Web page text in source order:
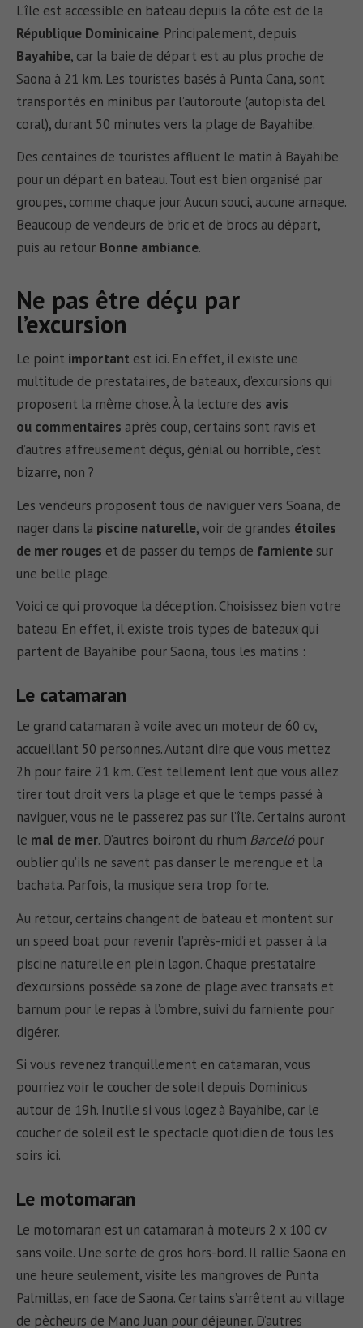
L’île est accessible en bateau depuis la côte est de la
République Dominicaine. Principalement, depuis
Bayahibe, car la baie de départ est au plus proche de
Saona à 21 km. Les touristes basés à Punta Cana, sont
transportés en minibus par l’autoroute (autopista del
coral), durant 50 minutes vers la plage de Bayahibe.
Des centaines de touristes affluent le matin à Bayahibe
pour un départ en bateau. Tout est bien organisé par
groupes, comme chaque jour. Aucun souci, aucune arnaque.
Beaucoup de vendeurs de bric et de brocs au départ,
puis au retour. Bonne ambiance.
Ne pas être déçu par
l’excursion
Le point important est ici. En effet, il existe une
multitude de prestataires, de bateaux, d’excursions qui
proposent la même chose. À la lecture des avis
ou commentaires après coup, certains sont ravis et
d’autres affreusement déçus, génial ou horrible, c’est
bizarre, non ?
Les vendeurs proposent tous de naviguer vers Soana, de
nager dans la piscine naturelle, voir de grandes étoiles
de mer rouges et de passer du temps de farniente sur
une belle plage.
Voici ce qui provoque la déception. Choisissez bien votre
bateau. En effet, il existe trois types de bateaux qui
partent de Bayahibe pour Saona, tous les matins :
Le catamaran
Le grand catamaran à voile avec un moteur de 60 cv,
accueillant 50 personnes. Autant dire que vous mettez
2h pour faire 21 km. C’est tellement lent que vous allez
tirer tout droit vers la plage et que le temps passé à
naviguer, vous ne le passerez pas sur l’île. Certains auront
le mal de mer. D’autres boiront du rhum Barcelópour
oublier qu’ils ne savent pas danser le merengue et la
bachata. Parfois, la musique sera trop forte.
Au retour, certains changent de bateau et montent sur
un speed boat pour revenir l’après-midi et passer à la
piscine naturelle en plein lagon. Chaque prestataire
d’excursions possède sa zone de plage avec transats et
barnum pour le repas à l’ombre, suivi du farniente pour
digérer.
Si vous revenez tranquillement en catamaran, vous
pourriez voir le coucher de soleil depuis Dominicus
autour de 19h. Inutile si vous logez à Bayahibe, car le
coucher de soleil est le spectacle quotidien de tous les
soirs ici.
Le motomaran
Le motomaran est un catamaran à moteurs 2 x 100 cv
sans voile. Une sorte de gros hors-bord. Il rallie Saona en
une heure seulement, visite les mangroves de Punta
Palmillas, en face de Saona. Certains s’arrêtent au village
de pêcheurs de Mano Juan pour déjeuner. D’autres